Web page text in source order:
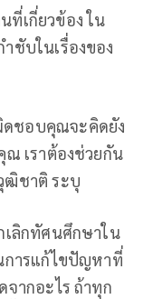
ที่เกี่ยวข้อง ใน
ชับในเรื่องของ
ชอบคุณจะคิดยัง
ณ เราต้องช่วยกัน
ฒิชาติ ระบุ
เลิกทัศนศึกษาใน
การแก้ไขปัญหาที่
จากอะไร ถ้าทุก